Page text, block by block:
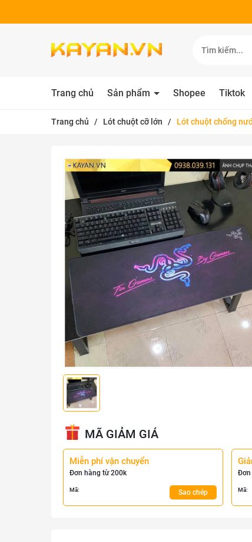
Trang chủ Sản phẩm Shopee Tiktok
Trang chủ / Lót chuột cỡ lớn / Lót chuột chống
MÃ GIẢM GIÁ
Miễn phí vận chuyển
Đơn hàng từ 200k
Mã: Sao chép
Đơn
Mã: